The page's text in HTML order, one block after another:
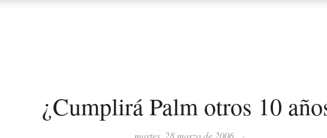
¿Cumplirá Palm otros 10
martes, 28 marzo de 2006 ·